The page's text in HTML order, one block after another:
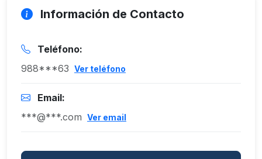
Información de Contacto
Teléfono:
988***63 Ver teléfono
Email:
***@***.com Ver email